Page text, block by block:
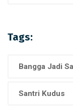
Tags:
Bangga Jadi
Santri Kudus